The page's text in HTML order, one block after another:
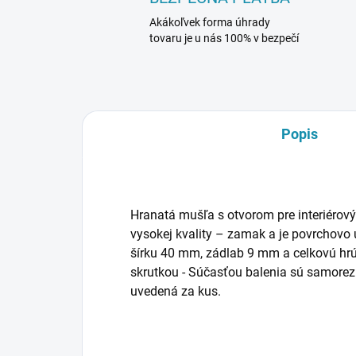
Akákoľvek forma úhrady
tovaru je u nás 100% v bezpečí
Popis
Hranatá mušľa s otvorom pre
vysokej kvality – zamak a je
šírku 40 mm, zádlab 9 mm a celkovú
skrutkou - Súčasťou balenia sú
uvedená za kus.